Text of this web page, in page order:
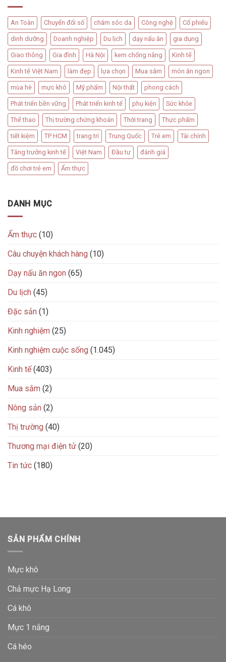
An Toàn Chuyển đổi số chăm sóc da Công nghệ Cổ phiếu
dinh dưỡng Doanh nghiệp Du lịch dạy nấu ăn gia dụng
Giao thông Gia đình Hà Nội kem chống nắng Kinh tế
Kinh tế Việt Nam làm đẹp lựa chọn Mua sắm món ăn ngon
mùa hè mực khô Mỹ phẩm Nội thất phong cách
Phát triển bền vững Phát triển kinh tế phụ kiện Sức khỏe
Thể thao Thị trường chứng khoán Thời trang Thực phẩm
tiết kiệm TP HCM trang trí Trung Quốc Trẻ em Tài chính
Tăng trưởng kinh tế Việt Nam Đầu tư đánh giá
đồ chơi trẻ em Ẩm thực
DANH MỤC
Ẩm thực (10)
Câu chuyện khách hàng (10)
Dạy nấu ăn ngon (65)
Du lịch (45)
Đặc sản (1)
Kinh nghiệm (25)
Kinh nghiệm cuộc sống (1.045)
Kinh tế(403)
Mua sắm (2)
Nông sản (2)
Thị trường (40)
Thương mại điện tử (20)
Tin tức (180)
SẢN PHẨM CHÍNH
Mực khô
Chả mực Hạ Long
Cá khô
Mực 1 nắng
Cá héo